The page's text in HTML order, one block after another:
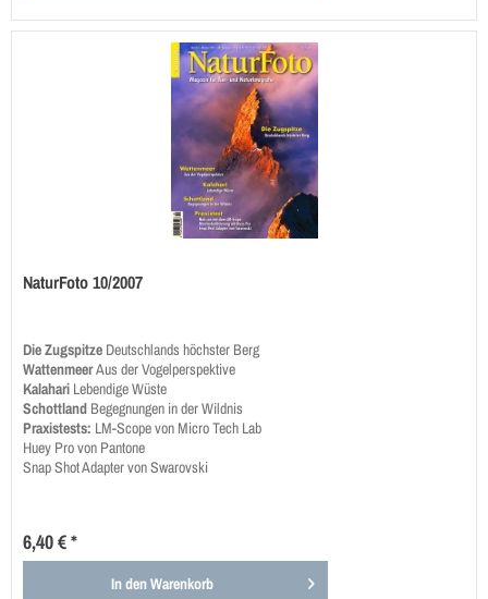
NaturFoto 10/2007
Die Zugspitze Deutschlands höchster Berg­­
WattenmeerAus der Vogelperspektive
Kalahari Lebendige Wüste
Schottland Begegnungen in der Wildnis
Praxistests: LM-Scope von Micro Tech Lab
Huey Pro von Pantone
Snap Shot Adapter von Swarovski
6,40 € *
In denWarenkorb